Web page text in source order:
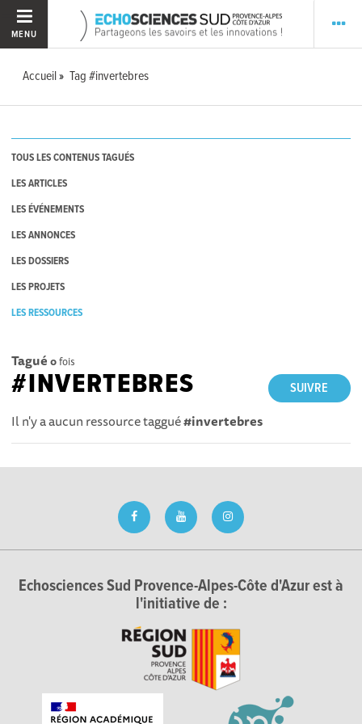
MENU
Accueil Tag #invertebres
TOUS LES CONTENUS TAGUÉS
LES ARTICLES
LES ÉVÉNEMENTS
LES ANNONCES
LES DOSSIERS
LES PROJETS
LES RESSOURCES
Tagué 0fois
SUIVRE
#INVERTEBRES
Il n'y a aucun ressource taggué#invertebres
Echosciences Sud Provence-Alpes-Côte d'Azur est à
l'initiative de :